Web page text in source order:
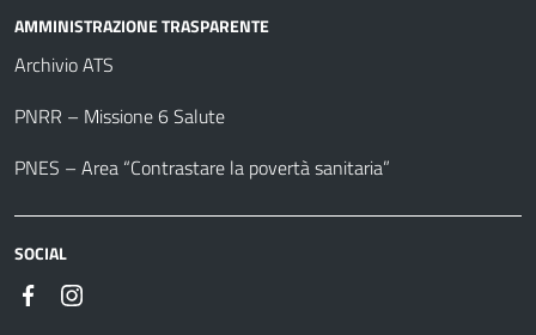
AMMINISTRAZIONE TRASPARENTE
Archivio ATS
PNRR – Missione 6 Salute
PNES – Area “Contrastare la povertà sanitaria”
SOCIAL